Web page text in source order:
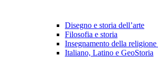
Disegno e storia dell’arte
Filosofia e storia
Insegnamento della
Italiano, Latino e GeoStoria